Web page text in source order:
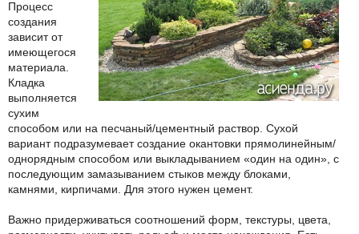
Процесс
создания
зависит от
имеющегося
материала.
Кладка
выполняется
сухим
способом или на песчаный/цементный раствор. Сухой
вариант подразумевает создание окантовки прямолинейным/
однорядным способом или выкладыванием «один на один», с
последующим замазыванием стыков между блоками,
камнями, кирпичами. Для этого нужен цемент.
Важно придерживаться соотношений форм, текстуры, цвета,